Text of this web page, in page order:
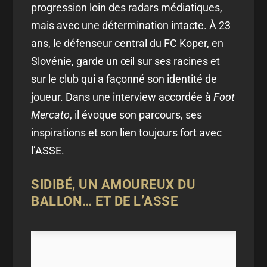
progression loin des radars médiatiques,
mais avec une détermination intacte. À 23
ans, le défenseur central du FC Koper, en
Slovénie, garde un œil sur ses racines et
sur le club qui a façonné son identité de
joueur. Dans une interview accordée àFoot
Mercato, il évoque son parcours, ses
inspirations et son lien toujours fort avec
l’ASSE.
SIDIBÉ, UN AMOUREUX DU
BALLON… ET DE L’ASSE